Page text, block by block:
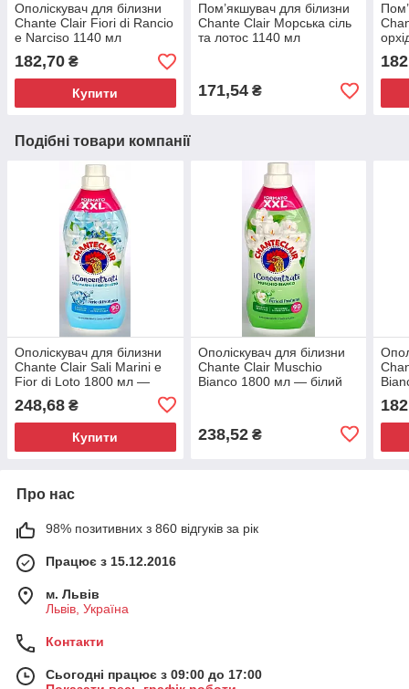
Ополіскувач для білизни
Chante Clair Fiori di Rancio
e Narciso 1140 мл
182,70 ₴
Купити
Пом’якшувач для білизни
Chante Clair Морська сіль
та лотос 1140 мл
171,54₴
Подібні товари компанії
Ополіскувач для білизни
Chante Clair Sali Marini e
Fior di Loto 1800 мл —
248,68 ₴
Купити
Ополіскувач для білизни
Chante Clair Muschio
Bianco 1800 мл — білий
238,52₴
Про нас
98% позитивних з 860 відгуків за рік
Працює з 15.12.2016
м. Львів
Львів, Україна
Контакти
Сьогодні працює з 09:00 до 17:00